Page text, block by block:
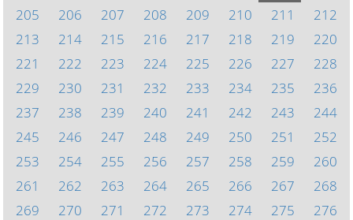
205
206 207 208 209 210 211
212
213
214 215 216 217 218 219
220
221
222 223 224 225 226 227
228
229
230 231 232 233 234 235
236
237
238 239 240 241 242 243
244
245
246 247 248 249 250 251
252
253
254 255 256 257 258 259
260
261
262 263 264 265 266 267
268
269
270 271 272 273 274 275
276